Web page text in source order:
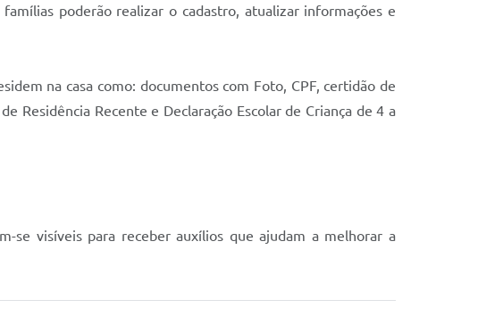
poderão realizar o cadastro, atualizar informações e
na casa como: documentos com Foto, CPF, certidão de
Residência Recente e Declaração Escolar de Criança de 4 a
se visíveis para receber auxílios que ajudam a melhorar a